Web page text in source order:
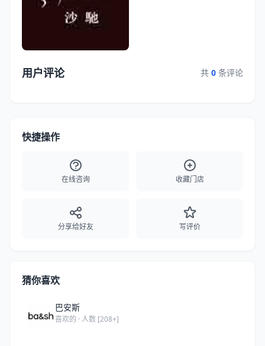
用户评论 共 0 条评论
快捷操作
在线咨询 收藏门店
分享给好友 写评价
猜你喜欢
巴安斯
喜欢的 · 人数 [208+]